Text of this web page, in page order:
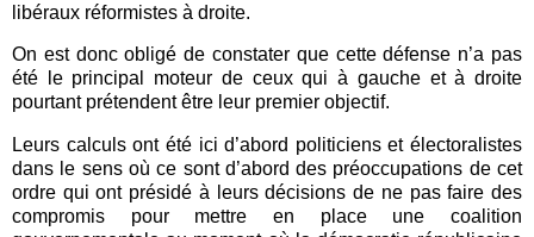
libéraux réformistes à droite.
On est donc obligé de constater que cette défense n’a pas
été le principal moteur de ceux qui à gauche et à droite
pourtant prétendent être leur premier objectif.
Leurs calculs ont été ici d’abord politiciens et électoralistes
dans le sens où ce sont d’abord des préoccupations de cet
ordre qui ont présidé à leurs décisions de ne pas faire des
compromis pour mettre en place une coalition